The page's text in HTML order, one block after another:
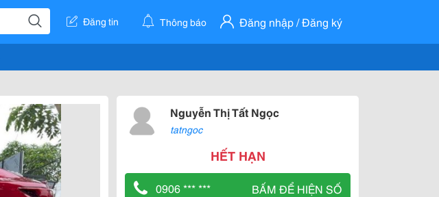
Đăng tin Thông báo Đăng nhập / Đăng ký
Nguyễn Thị Tất Ngọc
tatngoc
HẾT HẠN
0906 *** *** BẤM ĐỂ HIỆN SỐ